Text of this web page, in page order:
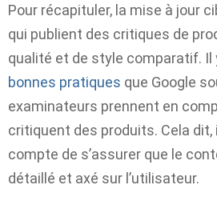
Pour récapituler, la mise à jour
qui publient des critiques de
qualité et de style comparatif. Il
bonnes pratiques que Google
examinateurs prennent en
critiquent des produits. Cela dit,
compte de s’assurer que le
détaillé et axé sur l’utilisateur.